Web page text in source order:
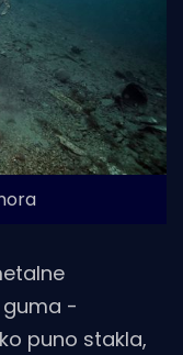
guma -
puno stakla,